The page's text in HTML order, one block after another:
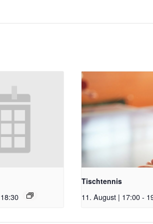
18:30
Tischtennis
11. August | 17:00 -